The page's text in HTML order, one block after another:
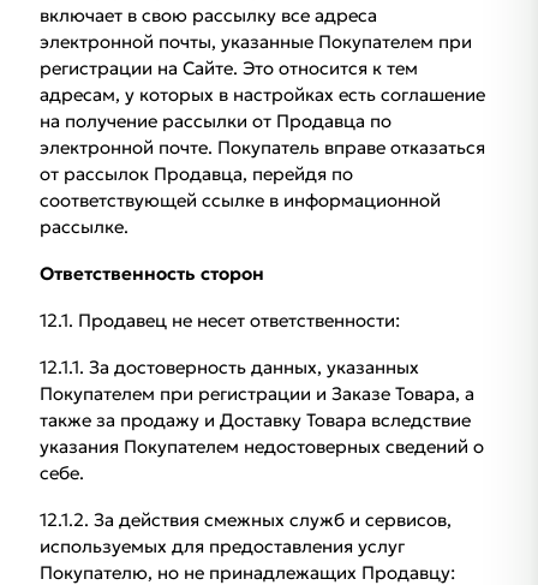
включает в свою рассылку все адреса
электронной почты, указанные Покупателем при
регистрации на Сайте. Это относится к тем
адресам, у которых в настройках есть соглашение
на получение рассылки от Продавца по
электронной почте. Покупатель вправе отказаться
от рассылок Продавца, перейдя по
соответствующей ссылке в информационной
рассылке.
Ответственность сторон
12.1. Продавец не несет ответственности:
12.1.1. За достоверность данных, указанных
Покупателем при регистрации и Заказе Товара, а
также за продажу и Доставку Товара вследствие
указания Покупателем недостоверных сведений о
себе.
12.1.2. За действия смежных служб и сервисов,
используемых для предоставления услуг
Покупателю, но не принадлежащих Продавцу: